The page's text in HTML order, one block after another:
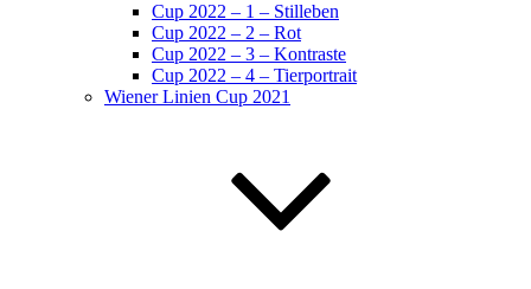
Cup 2022 – 1 – Stilleben
Cup 2022 – 2 – Rot
Cup 2022 – 3 – Kontraste
Cup 2022 – 4 – Tierportrait
Wiener Linien Cup 2021